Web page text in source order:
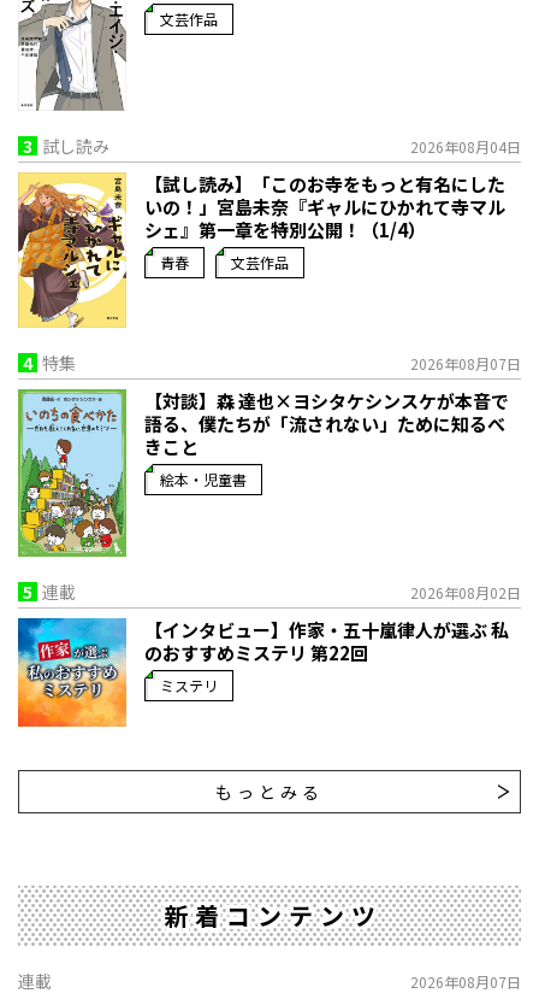
文芸作品
3 試し読み 2026年08月04日
【試し読み】「このお寺をもっと有名にした
いの！」宮島未奈『ギャルにひかれて寺マル
シェ』第一章を特別公開！（1/4）
青春 文芸作品
4 特集 2026年08月07日
【対談】森 達也×ヨシタケシンスケが本音で
語る、僕たちが「流されない」ために知るべ
きこと
絵本・児童書
5 連載 2026年08月02日
【インタビュー】作家・五十嵐律人が選ぶ 私
のおすすめミステリ 第22回
ミステリ
もっとみる
新着コンテンツ
連載 2026年08月07日